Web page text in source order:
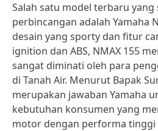
Salah satu model terbaru yang
perbincangan adalah Yamaha
desain yang sporty dan fitur
ignition dan ABS, NMAX 155
sangat diminati oleh para
di Tanah Air. Menurut Bapak
merupakan jawaban Yamaha
kebutuhan konsumen yang
motor dengan performa tinggi